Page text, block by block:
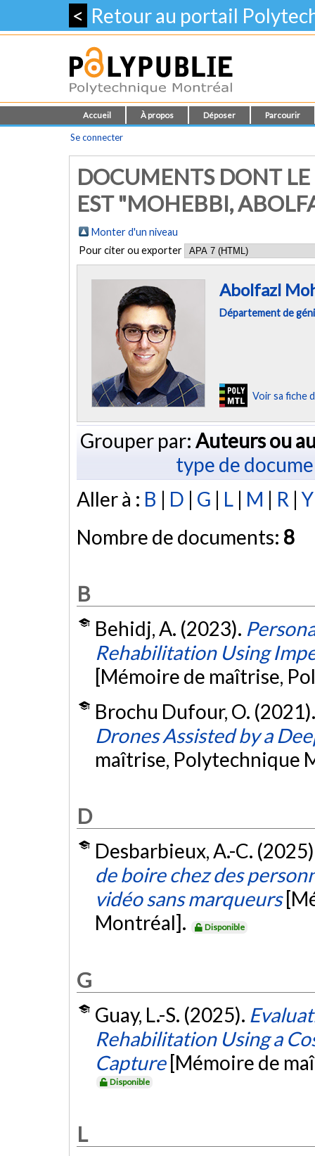
< Retour au portail
Accueil À propos Déposer Parcourir
Se connecter
DOCUMENTS DONT
EST "MOHEBBI,
Monter d'un niveau
Pour citer ou exporter
Abolfazl
Département de
Voir sa fiche
Grouper par: Auteurs ou
type de
Aller à : B | D | G | L | M | R |Y
Nombre de documents: 8
B
Behidj, A. (2023).
Rehabilitation Using
[Mémoire de maîtrise,
Brochu Dufour, O.
Drones Assisted by a
maîtrise, Polytechnique
D
Desbarbieux, A.-C.
de boire chez des
vidéo sans marqueurs
Montréal].
Disponible
G
Guay, L.-S. (2025).
Rehabilitation Using a
Capture [Mémoire de
Disponible
L